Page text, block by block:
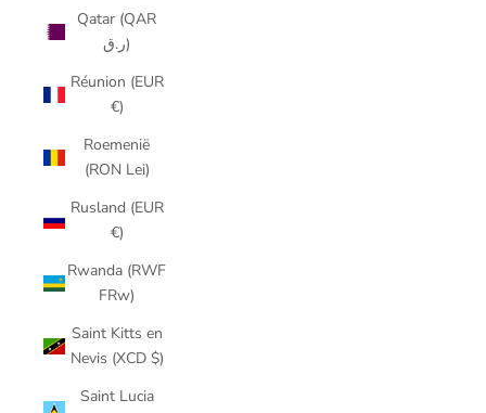
Qatar (QAR
ر.ق)
Réunion (EUR
€)
Roemenië
(RON Lei)
Rusland (EUR
€)
Rwanda (RWF
FRw)
Saint Kitts en
Nevis (XCD $)
Saint Lucia